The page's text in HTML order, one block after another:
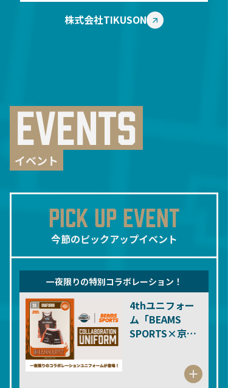
株式会社TIKUSON
EVENTS
イベント
PICK UP EVENT
今節のピックアップイベント
一夜限りの特別コラボレーション！
4thユニフォー
ム「BEAMS
SPORTS×京都